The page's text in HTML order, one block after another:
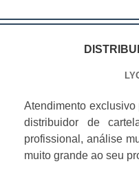
Atendimento
distribuidor de
profissional, análise
muito grande ao seu